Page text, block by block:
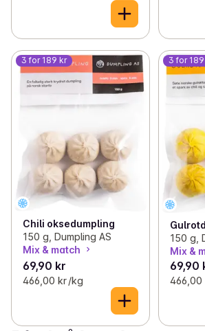
3 for 189 kr
Chili oksedumpling
150 g, Dumpling AS
Mix & match
69,90 kr
466,00 kr /kg
3 for
150 g,
Mix &
69,90
466,00